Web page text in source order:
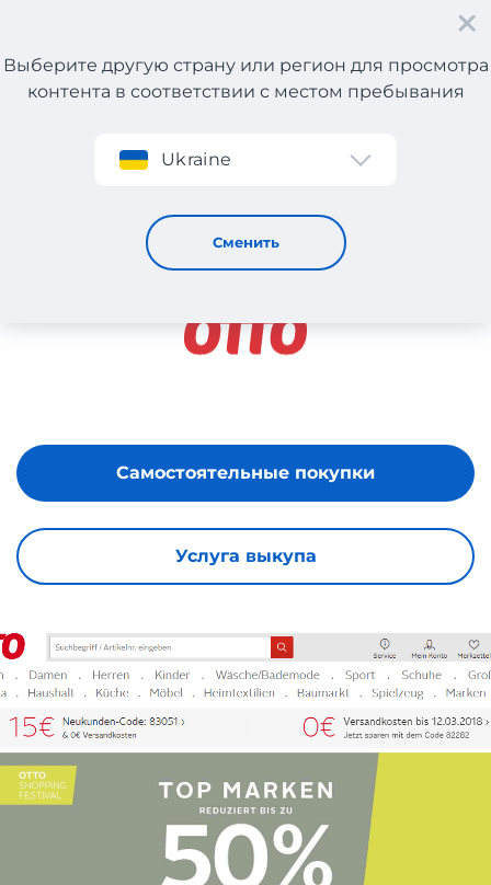
Регистрация
Выберите другую страну или регион для просмотра
контента в соответствии с местом пребывания
Ukraine
Сменить
OTTO
Услуга выкупа
Самостоятельные покупки